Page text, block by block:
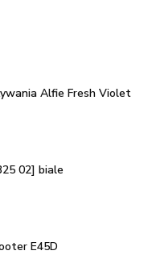
Alfie Fresh Violet
02] biale
E45D